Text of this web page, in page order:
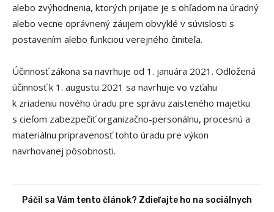
alebo zvýhodnenia, ktorých prijatie je s ohľadom na úradný
alebo vecne oprávnený záujem obvyklé v súvislosti s
postavením alebo funkciou verejného činiteľa.
Účinnosť zákona sa navrhuje od 1. januára 2021. Odložená
účinnosť k 1. augustu 2021 sa navrhuje vo vzťahu
k zriadeniu nového úradu pre správu zaisteného majetku
s cieľom zabezpečiť organizačno-personálnu, procesnú a
materiálnu pripravenosť tohto úradu pre výkon
navrhovanej pôsobnosti.
Páčil sa Vám tento článok? Zdieľajte ho na sociálnych